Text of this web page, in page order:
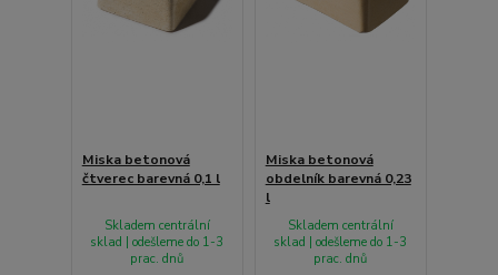
Miska betonová
čtverec barevná 0,1 l
Skladem centrální
sklad | odešleme do 1-3
prac. dnů
Miska betonová
obdelník barevná 0,23
l
Skladem centrální
sklad | odešleme do 1-3
prac. dnů